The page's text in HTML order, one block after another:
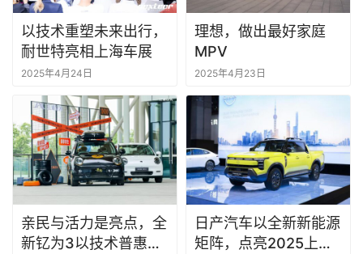
以技术重塑未来出行，
耐世特亮相上海车展
2025年4月24日
理想，做出最好家庭
MPV
2025年4月23日
亲民与活力是亮点，全
新钇为3以技术普惠破
日产汽车以全新新能源
矩阵，点亮2025上海